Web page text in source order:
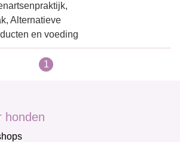
Alternatieve
en voeding
1
honden